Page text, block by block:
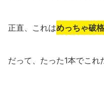
正直、これはめっちゃ破格
だって、たった1本でこれ